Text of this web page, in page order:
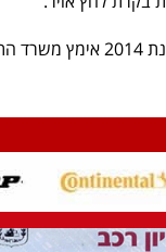
אין חובה להתקין מערכת